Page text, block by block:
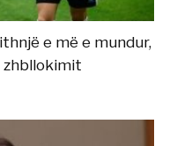
e më e mundur,
zhbllokimit